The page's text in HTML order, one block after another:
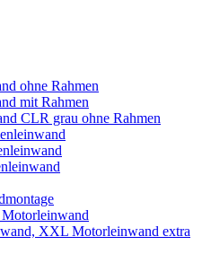
ohne Rahmen
mit Rahmen
CLR grau ohne Rahmen
XXL Motorleinwand extra